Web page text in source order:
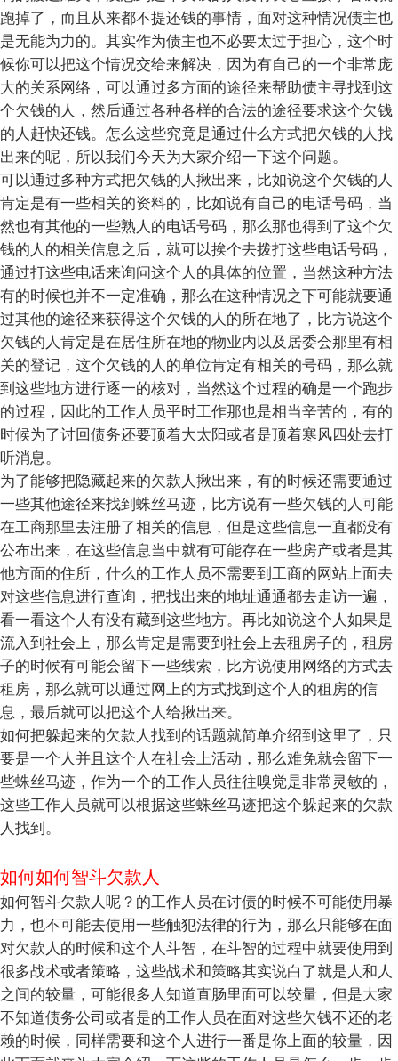
跑掉了，而且从来都不提还钱的事情，面对这种情况债主也
是无能为力的。其实作为债主也不必要太过于担心，这个时
候你可以把这个情况交给来解决，因为有自己的一个非常庞
大的关系网络，可以通过多方面的途径来帮助债主寻找到这
个欠钱的人，然后通过各种各样的合法的途径要求这个欠钱
的人赶快还钱。怎么这些究竟是通过什么方式把欠钱的人找
出来的呢，所以我们今天为大家介绍一下这个问题。
可以通过多种方式把欠钱的人揪出来，比如说这个欠钱的人
肯定是有一些相关的资料的，比如说有自己的电话号码，当
然也有其他的一些熟人的电话号码，那么那也得到了这个欠
钱的人的相关信息之后，就可以挨个去拨打这些电话号码，
通过打这些电话来询问这个人的具体的位置，当然这种方法
有的时候也并不一定准确，那么在这种情况之下可能就要通
过其他的途径来获得这个欠钱的人的所在地了，比方说这个
欠钱的人肯定是在居住所在地的物业内以及居委会那里有相
关的登记，这个欠钱的人的单位肯定有相关的号码，那么就
到这些地方进行逐一的核对，当然这个过程的确是一个跑步
的过程，因此的工作人员平时工作那也是相当辛苦的，有的
时候为了讨回债务还要顶着大太阳或者是顶着寒风四处去打
听消息。
为了能够把隐藏起来的欠款人揪出来，有的时候还需要通过
一些其他途径来找到蛛丝马迹，比方说有一些欠钱的人可能
在工商那里去注册了相关的信息，但是这些信息一直都没有
公布出来，在这些信息当中就有可能存在一些房产或者是其
他方面的住所，什么的工作人员不需要到工商的网站上面去
对这些信息进行查询，把找出来的地址通通都去走访一遍，
看一看这个人有没有藏到这些地方。再比如说这个人如果是
流入到社会上，那么肯定是需要到社会上去租房子的，租房
子的时候有可能会留下一些线索，比方说使用网络的方式去
租房，那么就可以通过网上的方式找到这个人的租房的信
息，最后就可以把这个人给揪出来。
如何把躲起来的欠款人找到的话题就简单介绍到这里了，只
要是一个人并且这个人在社会上活动，那么难免就会留下一
些蛛丝马迹，作为一个的工作人员往往嗅觉是非常灵敏的，
这些工作人员就可以根据这些蛛丝马迹把这个躲起来的欠款
人找到。
如何如何智斗欠款人
如何智斗欠款人呢？的工作人员在讨债的时候不可能使用暴
力，也不可能去使用一些触犯法律的行为，那么只能够在面
对欠款人的时候和这个人斗智，在斗智的过程中就要使用到
很多战术或者策略，这些战术和策略其实说白了就是人和人
之间的较量，可能很多人知道直肠里面可以较量，但是大家
不知道债务公司或者是的工作人员在面对这些欠钱不还的老
赖的时候，同样需要和这个人进行一番是你上面的较量，因